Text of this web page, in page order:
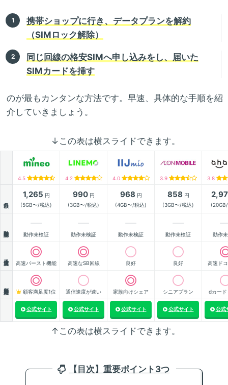
携帯ショップに行き、データプランを解約
（SIMロック解除）
同じ回線の格安SIMへ申し込みをし、届いた
SIMカードを挿す
のが最もカンタンな方法です。早速、具体的な手順を紹
介していきましょう。
↓この表は横スライドできます。
4.5 4.2 4.0 3.9 3.8
1,265 円
(5GB〜/税込)
990円
(3GB〜/税込)
968 円
(4GB〜/税込)
858 円
(3GB〜/税込)
動作未検証 動作未検証 動作未検証 動作未検証 動作
高速バースト機能 高速なSB回線 良好 良好 高速ド
顧客満足度1位 通信速度が速い 家族向けシェア シニアプラン dカード
公式サイト 公式サイト 公式サイト 公式サイト 公式
↑この表は横スライドできます。
【目次】重要ポイント3つ